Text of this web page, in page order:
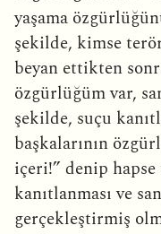
yaşama
şekilde, kimse
beyan ettikten
özgürlüğüm var,
şekilde, suçu
başkalarının
içeri!” denip hapse
kanıtlanması ve
gerçekleştirmiş